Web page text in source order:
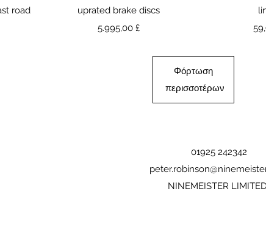
road
uprated brake discs
Τιμή
5.995,00 £
Φόρτωση
περισσοτέρων
01925 242342
NINEMEISTER LIMITED